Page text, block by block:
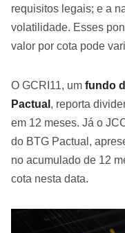
requisitos legais; e a
volatilidade. Esses
valor por cota pode
O GCRI11, um fundo
Pactual , reporta
em 12 meses. Já o
do BTG Pactual,
no acumulado de 12
cota nesta data.